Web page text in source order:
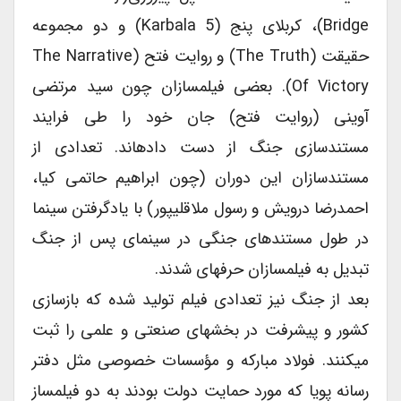
Bridge)، کربلای پنج (Karbala 5) و دو مجموعه
حقیقت (The Truth) و روایت فتح (The Narrative
Of Victory). بعضی فیلم‏سازان چون سید مرتضی
آوینی (روایت فتح) جان خود را طی فرایند
‏مستند‏سازی جنگ از دست داده‏اند. تعدادی از
مستند‏سازان این دوران (چون ابراهیم حاتمی کیا،
احمدرضا درویش و رسول ملاقلی‏پور) با یادگرفتن سینما
در طول مستند‏های جنگی در سینمای پس از جنگ
تبدیل به فیلم‏سازان حرفه‏ای شدند.
بعد از جنگ نیز تعدادی فیلم تولید شده که بازسازی
کشور و پیشرفت در بخش‏های صنعتی و علمی را ثبت
می‏کنند. فولاد مبارکه و مؤسسات خصوصی مثل دفتر
رسانه پویا که مورد حمایت دولت بودند به دو فیلم‏ساز